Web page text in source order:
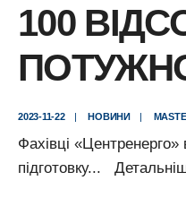
100
2023-11-22 | НОВИНИ |
Фахівці
підготовку...